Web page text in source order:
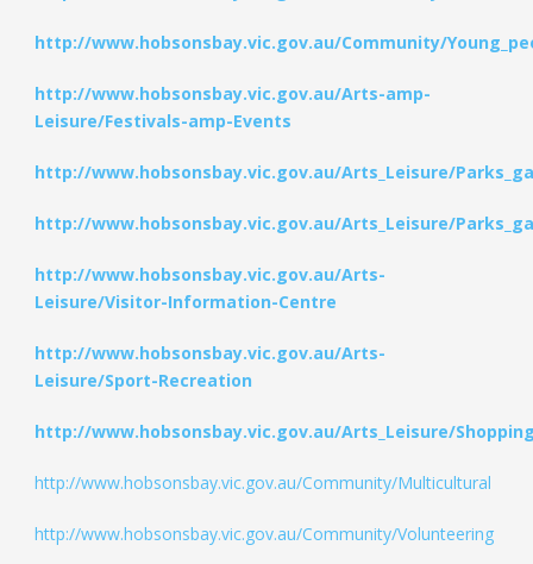
http://www.hobsonsbay.vic.gov.au/Community/
http://www.hobsonsbay.vic.gov.au/Arts-amp-
Leisure/Festivals-amp-Events
http://www.hobsonsbay.vic.gov.au/Arts_Leisure/
http://www.hobsonsbay.vic.gov.au/Arts_Leisure/
http://www.hobsonsbay.vic.gov.au/Arts-
Leisure/Visitor-Information-Centre
http://www.hobsonsbay.vic.gov.au/Arts-
Leisure/Sport-Recreation
http://www.hobsonsbay.vic.gov.au/Arts_Leisure/
http://www.hobsonsbay.vic.gov.au/Community/Multicultural
http://www.hobsonsbay.vic.gov.au/Community/Volunteering